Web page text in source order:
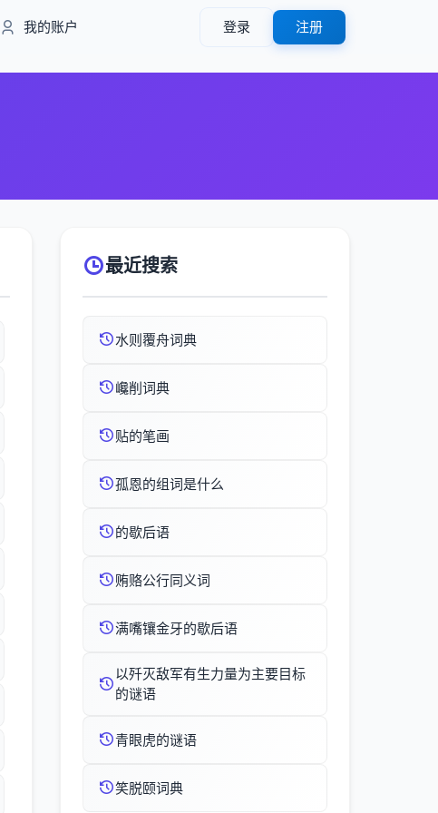
我的账户 登录 注册
最近搜索
水则覆舟词典
巉削词典
贴的笔画
孤恩的组词是什么
的歇后语
贿赂公行同义词
满嘴镶金牙的歇后语
以歼灭敌军有生力量为主要目标
的谜语
青眼虎的谜语
笑脱颐词典